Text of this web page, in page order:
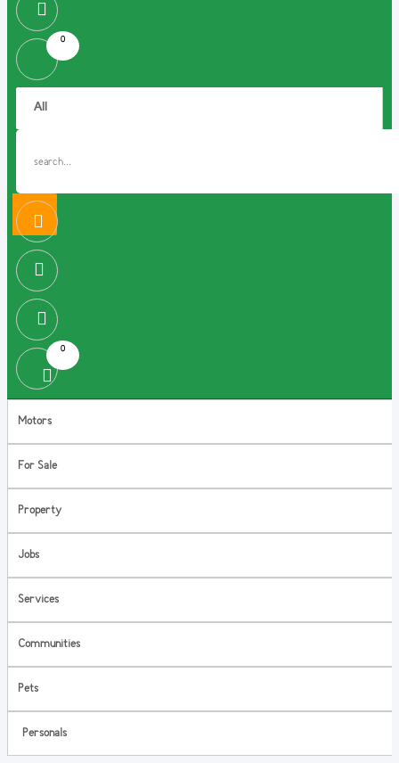
0
0
Motors
For Sale
Property
Jobs
Services
Communities
Pets
Personals